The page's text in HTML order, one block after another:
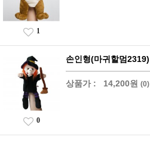
1
손인형(마귀할멈2319)
상품가 : 14,200원 (0)
0